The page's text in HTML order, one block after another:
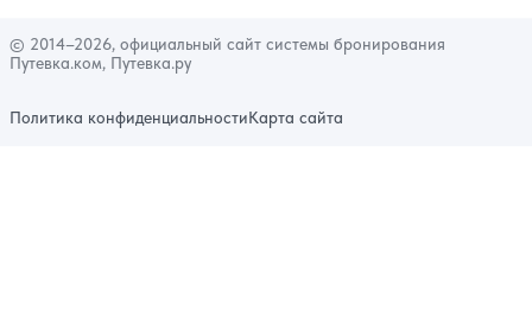
© 2014–2026, официальный сайт системы бронирования
Путевка.ком, Путевка.ру
Политика конфиденциальностиКарта сайта